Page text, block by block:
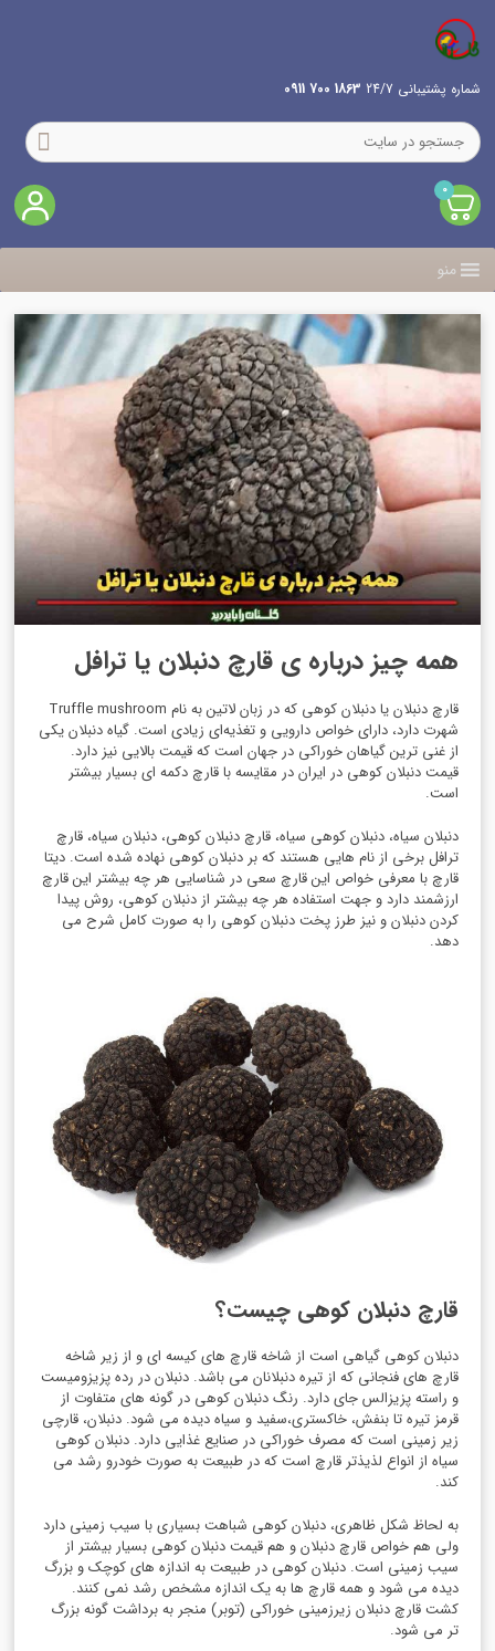
شماره پشتیبانی 24/7 1863 700 0911
0
منو
همه چیز درباره ی قارچ دنبلان یا ترافل
قارچ دنبلان یا دنبلان کوهی که در زبان لاتین به نام Truffle mushroom
شهرت دارد، دارای خواص دارویی و تغذیه‌ای زیادی است. گیاه دنبلان یکی
از غنی ترین گیاهان خوراکی در جهان است که قیمت بالایی نیز دارد.
قیمت دنبلان کوهی در ایران در مقایسه با قارچ دکمه ای بسیار بیشتر
است.
دنبلان سیاه، دنبلان کوهی سیاه، قارچ دنبلان کوهی، دنبلان سیاه، قارچ
ترافل برخی از نام هایی هستند که بر دنبلان کوهی نهاده شده است. دیتا
قارچ با معرفی خواص این قارچ سعی در شناسایی هر چه بیشتر این قارچ
ارزشمند دارد و جهت استفاده هر چه بیشتر از دنبلان کوهی، روش پیدا
کردن دنبلان و نیز طرز پخت دنبلان کوهی را به صورت کامل شرح می
دهد.
قارچ دنبلان کوهی چیست؟
دنبلان کوهی گیاهی است از شاخه قارچ های کیسه ای و از زیر شاخه
قارچ های فنجانی که از تیره دنبلانان می باشد. دنبلان در رده پزیزومیست
و راسته پزیزالس جای دارد. رنگ دنبلان کوهی در گونه های متفاوت از
قرمز تیره تا بنفش، خاکستری،سفید و سیاه دیده می شود. دنبلان، قارچی
زیر زمینی است که مصرف خوراکی در صنایع غذایی دارد. دنبلان کوهی
سیاه از انواع لذیذتر قارچ است که در طبیعت به صورت خودرو رشد می
کند.
به لحاظ شکل ظاهری، دنبلان کوهی شباهت بسیاری با سیب زمینی دارد
ولی هم خواص قارچ دنبلان و هم قیمت دنبلان کوهی بسیار بیشتر از
سیب زمینی است. دنبلان کوهی در طبیعت به اندازه های کوچک و بزرگ
دیده می شود و همه قارچ ها به یک اندازه مشخص رشد نمی کنند.
کشت قارچ دنبلان زیرزمینی خوراکی (توبر) منجر به برداشت گونه بزرگ
تر می شود.